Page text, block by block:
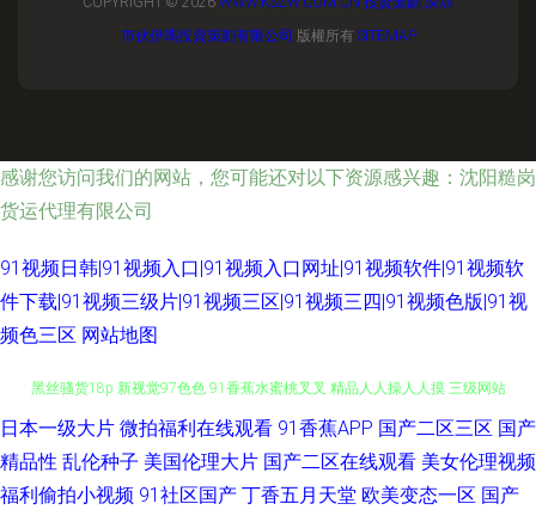
市伙伊瑪投資策劃有限公司 版權所有 SITEMAP
感谢您访问我们的网站，您可能还对以下资源感兴趣：沈阳糙岗
货运代理有限公司
91视频日韩|91视频入口|91视频入口网址|91视频软件|91视频软
件下载|91视频三级片|91视频三区|91视频三四|91视频色版|91视
频色三区 网站地图
91av视频在线导航 福利精品国产精品 91视频网址 豆花黑料看片跳转 老熟妇
黑丝骚货18p 新视觉97色色 91香蕉水蜜桃叉叉 精品人人操人人摸 三级网站
日本一级大片 微拍福利在线观看 91香蕉APP 国产二区三区 国产
精品性 乱伦种子 美国伦理大片 国产二区在线观看 美女伦理视频
福利偷拍小视频 91社区国产 丁香五月天堂 欧美变态一区 国产